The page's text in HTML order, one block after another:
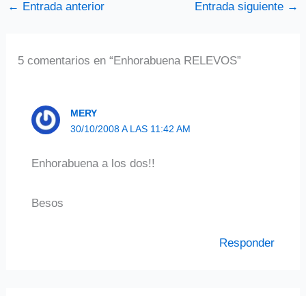
← Entrada anterior Entrada siguiente →
5 comentarios en “Enhorabuena RELEVOS”
MERY
30/10/2008 A LAS 11:42 AM
Enhorabuena a los dos!!
Besos
Responder